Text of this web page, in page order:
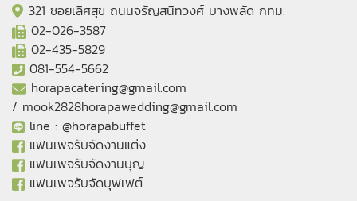
321 ซอยเลิศสุข ถนนจรัญสนิทวงศ์ บางพลัด กทม.
02-026-3587
02-435-5829
081-554-5662
horapacatering@gmail.com
/ mook2828horapawedding@gmail.com
line : @horapabuffet
แฟนเพจรับจัดงานแต่ง
แฟนเพจรับจัดงานบุญ
แฟนเพจรับจัดบุฟเฟต์